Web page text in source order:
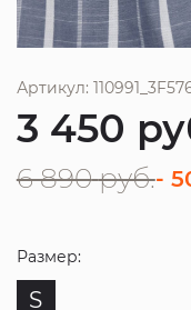
Артикул:
3 450
6 890 руб.-
Размер:
S